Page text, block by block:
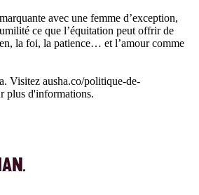
avec une femme d’exception,
ce que l’équitation peut offrir de
la foi, la patience… et l’amour comme
Visitez ausha.co/politique-de-
plus d'informations.